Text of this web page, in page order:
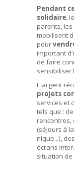
Pendant
solidaire,
parents,
mobilisent
pour
important
de faire
sensibiliser
L'argent
projets
services et
tels que :
rencontres,
(séjours à
nique...),
écrans
situation